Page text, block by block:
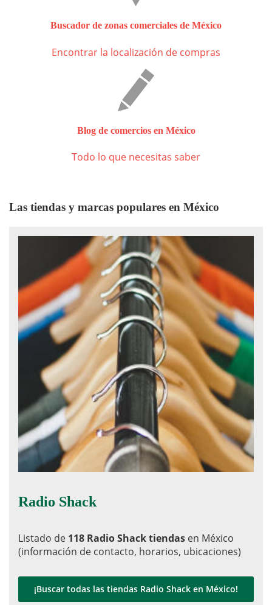
Buscador de zonas comerciales de México
Encontrar la localización de compras
Blog de comercios en México
Todo lo que necesitas saber
Las tiendas y marcas populares en México
Radio Shack
Listado de 118 Radio Shack tiendas en México
(información de contacto, horarios, ubicaciones)
¡Buscar todas las tiendas Radio Shack en México!